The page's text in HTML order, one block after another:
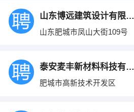
山东博远建筑设计有限公司
山东肥城市凤山大街109号
泰安麦丰新材料科技有限公司
肥城市高新技术开发区